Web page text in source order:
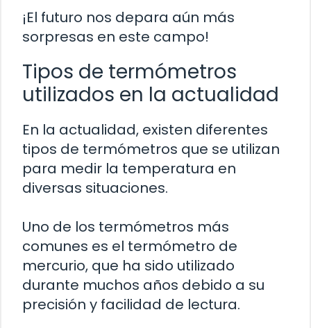
¡El futuro nos depara aún más
sorpresas en este campo!
Tipos de termómetros
utilizados en la actualidad
En la actualidad, existen diferentes
tipos de termómetros que se utilizan
para medir la temperatura en
diversas situaciones.
Uno de los termómetros más
comunes es el termómetro de
mercurio, que ha sido utilizado
durante muchos años debido a su
precisión y facilidad de lectura.